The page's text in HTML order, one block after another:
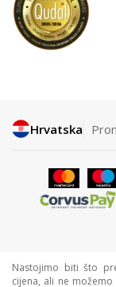
Hrvatska
Nastojimo biti što
cijena, ali ne